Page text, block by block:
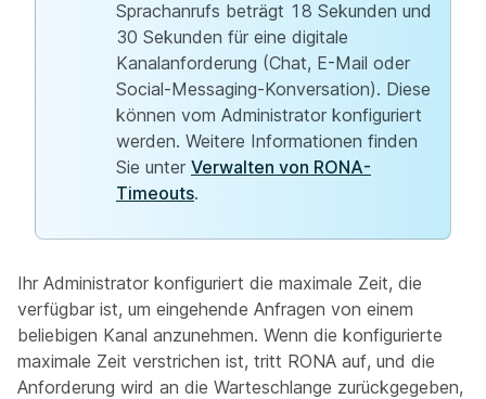
Sprachanrufs beträgt 18 Sekunden und
30 Sekunden für eine digitale
Kanalanforderung (Chat, E-Mail oder
Social-Messaging-Konversation). Diese
können vom Administrator konfiguriert
werden. Weitere Informationen finden
Sie unter Verwalten von RONA-
Timeouts.
Ihr Administrator konfiguriert die maximale Zeit, die
verfügbar ist, um eingehende Anfragen von einem
beliebigen Kanal anzunehmen. Wenn die konfigurierte
maximale Zeit verstrichen ist, tritt RONA auf, und die
Anforderung wird an die Warteschlange zurückgegeben,